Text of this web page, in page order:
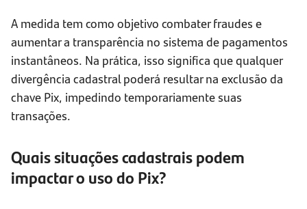
A medida tem como objetivo combater fraudes e
aumentar a transparência no sistema de pagamentos
instantâneos. Na prática, isso significa que qualquer
divergência cadastral poderá resultar na exclusão da
chave Pix, impedindo temporariamente suas
transações.
Quais situações cadastrais podem
impactar o uso do Pix?